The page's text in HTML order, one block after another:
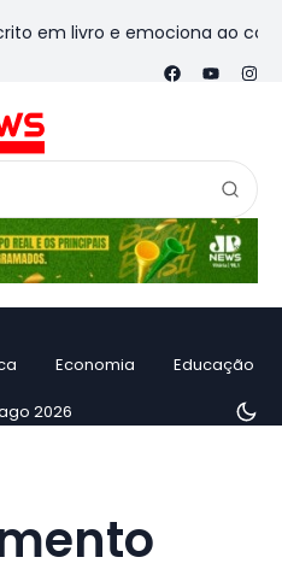
livro e emociona ao contar
Economia Educação
2026